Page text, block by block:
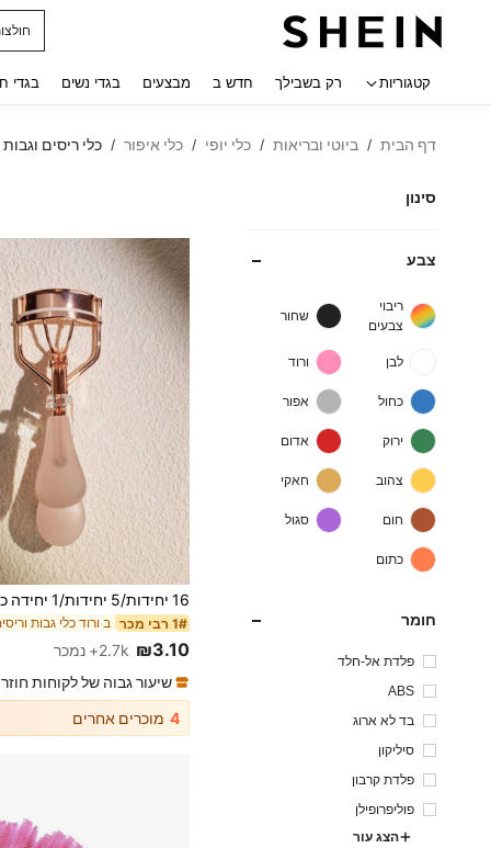
קטגוריות רק בשבילך חדש ב מבצעים בגדי נשים בגדי
דף הבית / ביוטי ובריאות / כלי יופי / כלי איפור / כלי ריסים וגבות
סינון
צבע
ריבוי
צבעים
שחור
לבן ורוד
כחול אפור
ירוק אדום
צהוב חאקי
חום סגול
כתום
חומר
פלדת אל-חלד
ABS
בד לא ארוג
סיליקון
פלדת קרבון
פוליפרופילן
הצג עור
1# רבי מכר
ב ורוד כלי גבות
(1000+)
1# רבי מכר
ב ורוד כלי גבות
(1000+)
1# רבי מכר
ב ורוד כלי גבות
(1000+)
1# רבי מכר
ב ורוד כלי גבות וריסים
(1000+)
₪3.10 2.7k+ נמכר
שיעור גבוה של לקוחות
4 מוכרים אחרים